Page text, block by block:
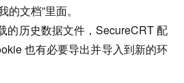
文档”里面。
的历史数据文件，SecureCRT 配
也有必要导出并导入到新的环